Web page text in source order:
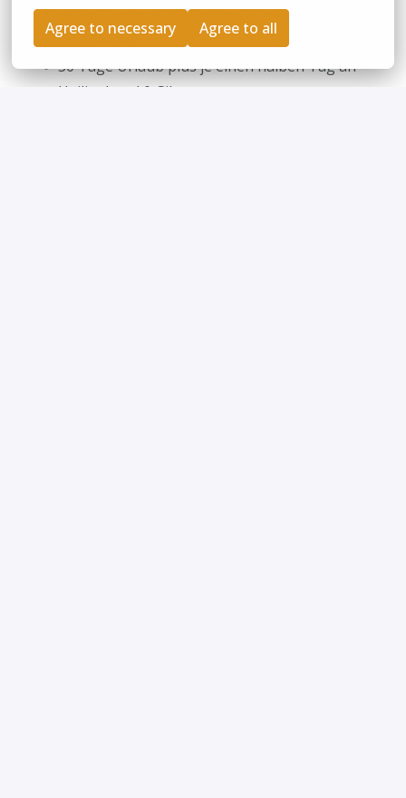
Agree to necessary Agree to all
Unbefristete Vollzeitstelle mit langfristiger
Perspektive
30 Tage Urlaub plus je einen halben Tag an
Heiligabend & Silvester